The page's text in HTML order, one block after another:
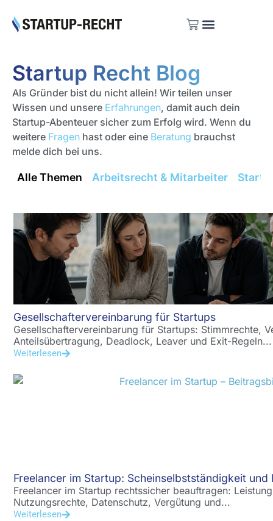
Startup Recht Blog
Als Gründer bist du nicht allein! Wir teilen unser
Wissen und unsere Erfahrungen, damit auch dein
Startup-Abenteuer sicher zum Erfolg wird. Wenn du
weitere Fragen hast oder eine Beratung brauchst
melde dich bei uns.
Arbeitsrecht & Mitarbeiter
Alle Themen
Gesellschaftervereinbarung für Startups
Gesellschaftervereinbarung für Startups: Stimmrechte,
Anteilsübertragung, Deadlock, Leaver und Exit-Regeln...
Weiterlesen
Freelancer im Startup: Scheinselbstständigkeit und
Freelancer im Startup rechtssicher beauftragen:
Nutzungsrechte, Datenschutz, Vergütung und...
Weiterlesen